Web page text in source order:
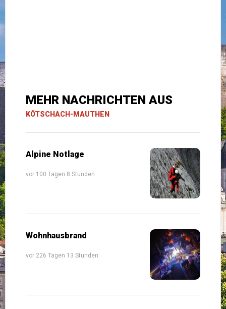
MEHR NACHRICHTEN AUS
KÖTSCHACH-MAUTHEN
Alpine Notlage
vor 100 Tagen 8 Stunden
Wohnhausbrand
vor 226 Tagen 13 Stunden